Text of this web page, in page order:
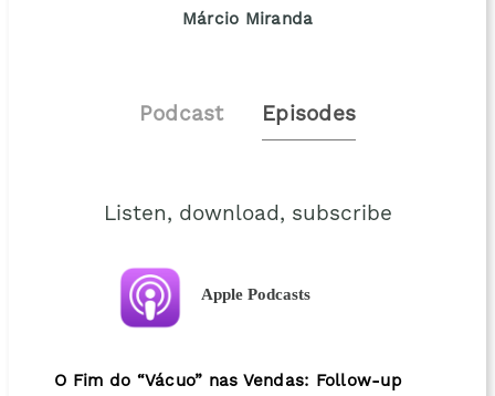
Márcio Miranda
Podcast Episodes
Listen, download, subscribe
Apple Podcasts
O Fim do “Vácuo” nas Vendas: Follow-up